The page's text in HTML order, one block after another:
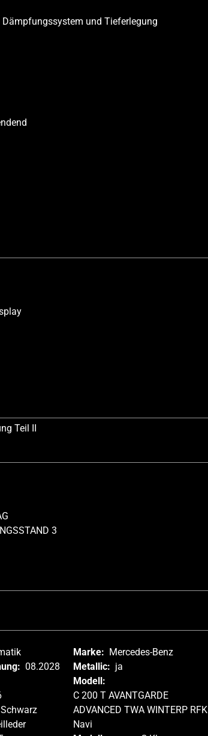
Dämpfungssystem und Tieferlegung
Teil II
3
08.2028
Schwarz
Marke: Mercedes-Benz
Metallic: ja
Modell:
C 200 T AVANTGARDE
ADVANCED TWA WINTERP RFK
Navi